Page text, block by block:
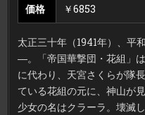
価格 ￥6853
太正三十年（1941年）、平
―。「帝国華撃団・花組」
に代わり、天宮さくらが隊
ている花組の元に、神山が
少女の名はクラーラ。壊滅